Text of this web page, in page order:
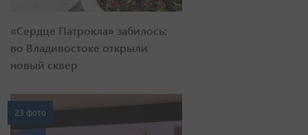
«Сердце Патрокла» забилось:
во Владивостоке открыли
новый сквер
23 фото